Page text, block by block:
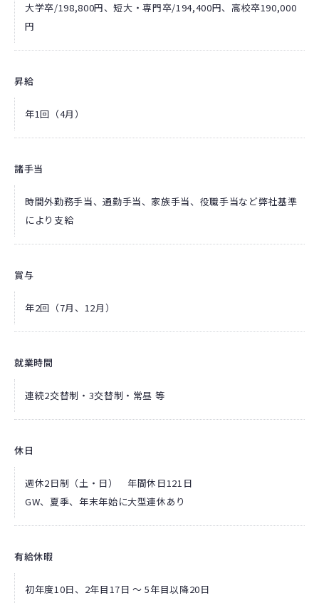
大学卒/198,800円、短大・専門卒/194,400円、高校卒190,000
円
昇給
年1回（4月）
諸手当
時間外勤務手当、通勤手当、家族手当、役職手当など弊社基準
により支給
賞与
年2回（7月、12月）
就業時間
連続2交替制・3交替制・常昼 等
休日
週休2日制（土・日） 年間休日121日
GW、夏季、年末年始に大型連休あり
有給休暇
初年度10日、2年目17日 ～ 5年目以降20日